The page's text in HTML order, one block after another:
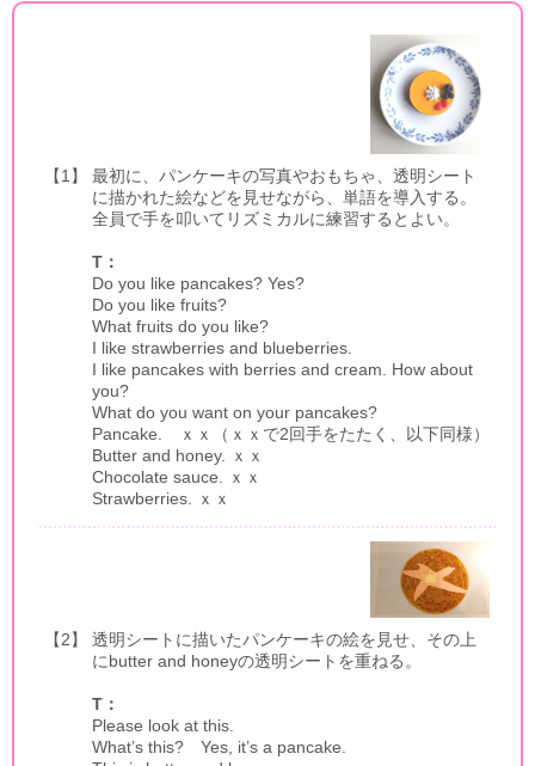
【1】
最初に、パンケーキの写真やおもちゃ、透明シート
に描かれた絵などを見せながら、単語を導入する。
全員で手を叩いてリズミカルに練習するとよい。
T：
Do you like pancakes? Yes?
Do you like fruits?
What fruits do you like?
I like strawberries and blueberries.
I like pancakes with berries and cream. How about
you?
What do you want on your pancakes?
Pancake.
ｘｘ（ｘｘで2回手をたたく、以下同様）
Butter and honey.
ｘｘ
Chocolate sauce.
ｘｘ
Strawberries.
ｘｘ
【2】
透明シートに描いたパンケーキの絵を見せ、その上
にbutter and honeyの透明シートを重ねる。
T：
Please look at this.
What’s this? Yes, it’s a pancake.